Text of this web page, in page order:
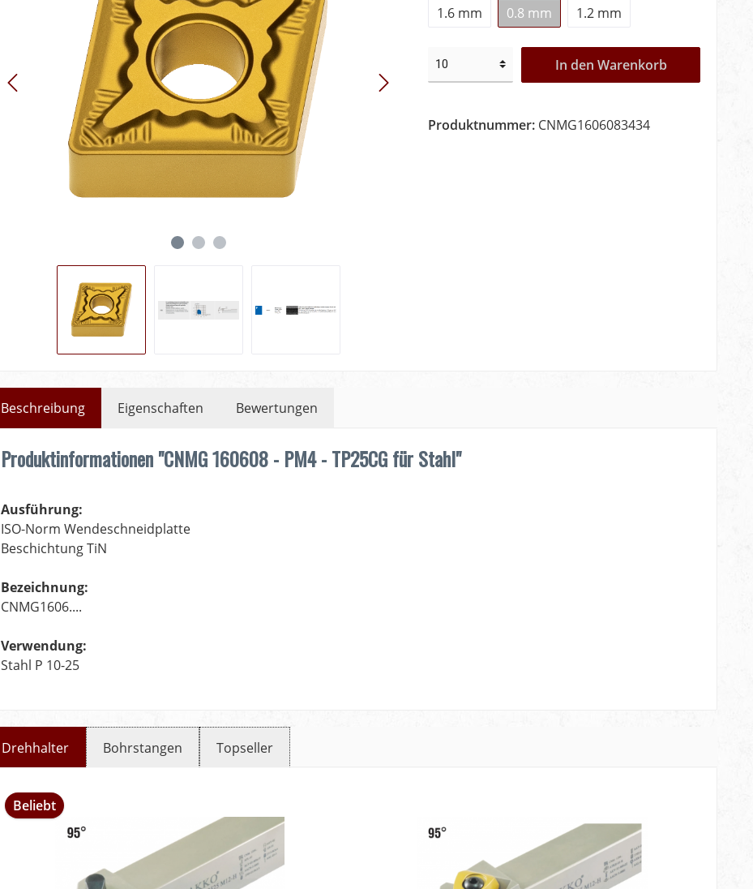
1.6 mm
0.8 mm 1.2 mm
In den Warenkorb
Produktnummer: CNMG1606083434
Beschreibung Eigenschaften Bewertungen
Produktinformationen "CNMG 160608 - PM4 - TP25CG für Stahl"
Ausführung:
ISO-Norm Wendeschneidplatte
Beschichtung TiN
Bezeichnung:
CNMG1606....
Verwendung:
Stahl P 10-25
Drehhalter Bohrstangen Topseller
Beliebt